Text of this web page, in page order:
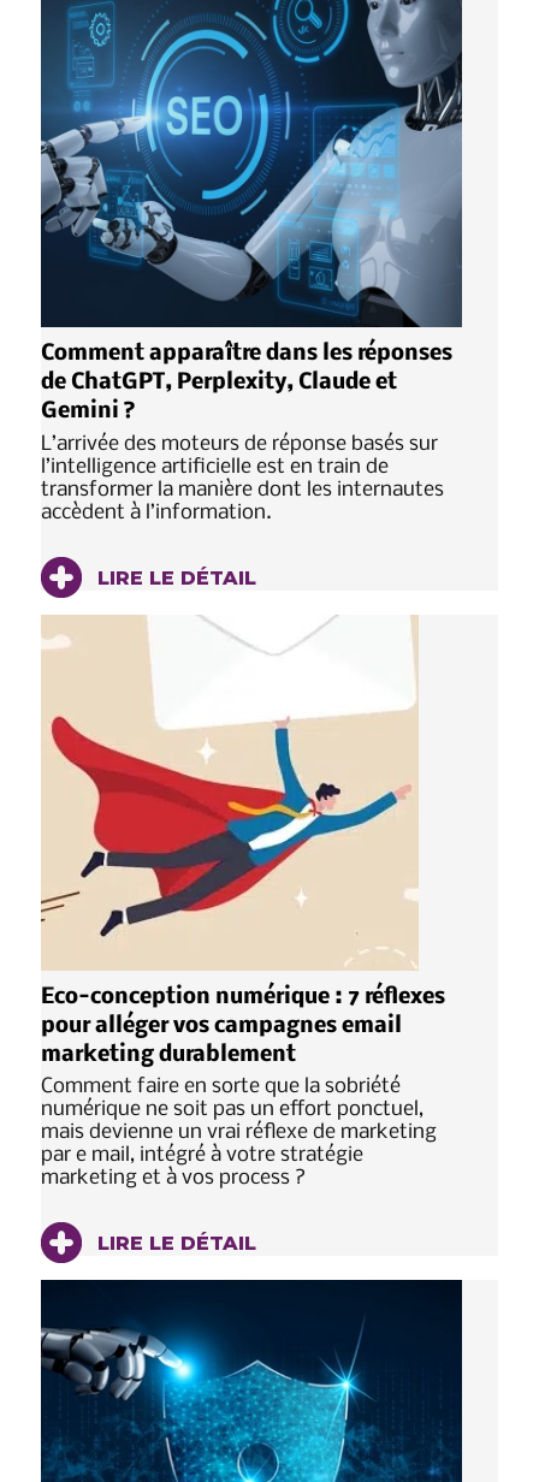
Comment apparaître dans les réponses
de ChatGPT, Perplexity, Claude et
Gemini ?
L’arrivée des moteurs de réponse basés sur
l’intelligence artificielle est en train de
transformer la manière dont les internautes
accèdent à l’information.
LIRE LE DÉTAIL
Eco-conception numérique : 7 réflexes
pour alléger vos campagnes email
marketing durablement
Comment faire en sorte que la sobriété
numérique ne soit pas un effort ponctuel,
mais devienne un vrai réflexe de marketing
par e mail, intégré à votre stratégie
marketing et à vos process ?
LIRE LE DÉTAIL